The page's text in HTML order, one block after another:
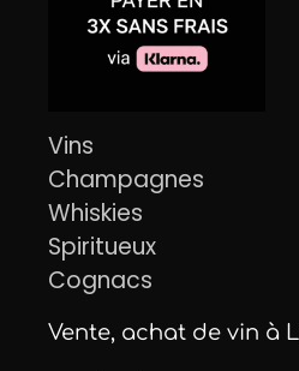
Vins
Champagnes
Whiskies
Spiritueux
Cognacs
Vente, achat de vin à